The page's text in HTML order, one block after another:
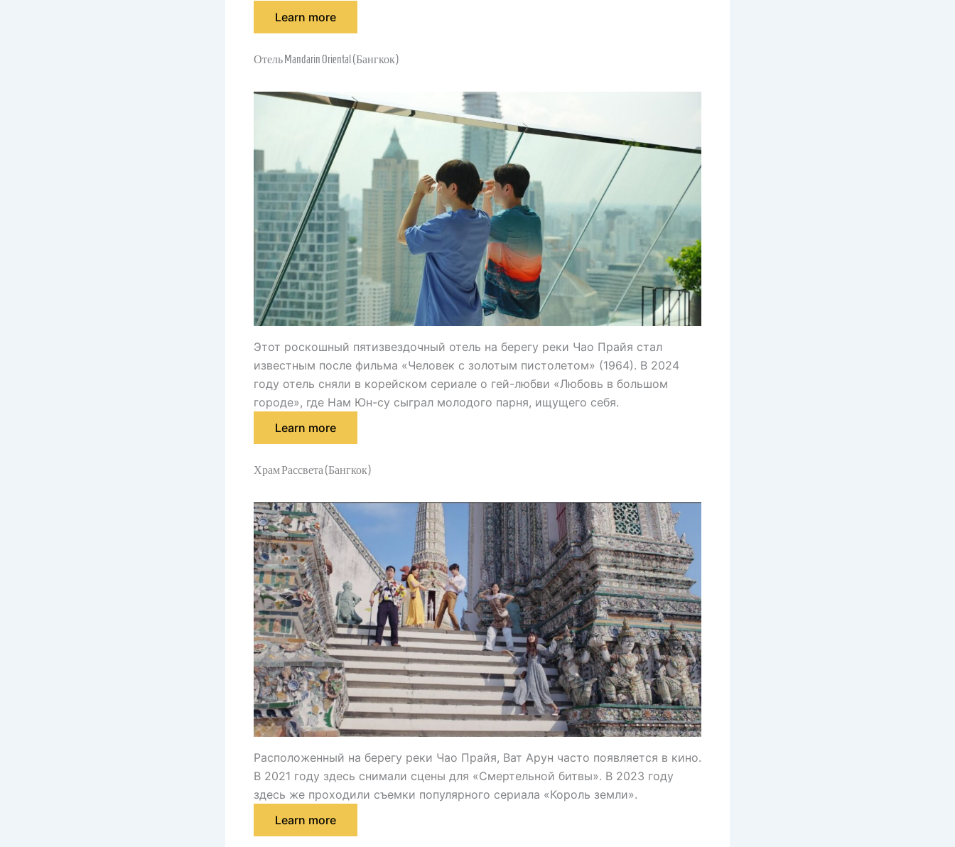
Learn more
Отель Mandarin Oriental (Бангкок)
Этот роскошный пятизвездочный отель на берегу реки Чао Прайя стал
известным после фильма «Человек с золотым пистолетом» (1964). В 2024
году отель сняли в корейском сериале о гей-любви «Любовь в большом
городе», где Нам Юн-су сыграл молодого парня, ищущего себя.
Learn more
Храм Рассвета (Бангкок)
Расположенный на берегу реки Чао Прайя, Ват Арун часто появляется в кино.
В 2021 году здесь снимали сцены для «Смертельной битвы». В 2023 году
здесь же проходили съемки популярного сериала «Король земли».
Learn more